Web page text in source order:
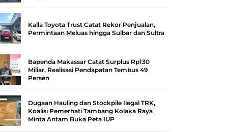
Kalla Toyota Trust Catat Rekor Penjualan,
Permintaan Meluas hingga Sulbar dan Sultra
Bapenda Makassar Catat Surplus Rp130
Miliar, Realisasi Pendapatan Tembus 49
Persen
Dugaan Hauling dan Stockpile Ilegal TRK,
Koalisi Pemerhati Tambang Kolaka Raya
Minta Antam Buka Peta IUP